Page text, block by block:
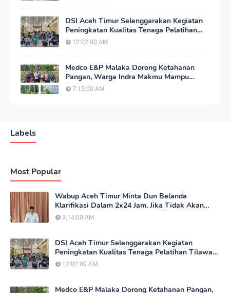
DSI Aceh Timur Selenggarakan Kegiatan
Peningkatan Kualitas Tenaga Pelatihan
Tilawatil Qur'an
12:02:00 AM
Medco E&P Malaka Dorong Ketahanan
Pangan, Warga Indra Makmu Mampu
Mandiri dengan Kebun Sayur
7:15:00 AM
Labels
Most Popular
Wabup Aceh Timur Minta Dun Belanda
Klarifikasi Dalam 2x24 Jam, Jika Tidak Akan
Tempuh Jalur Hukum
3:14:00 AM
DSI Aceh Timur Selenggarakan Kegiatan
Peningkatan Kualitas Tenaga Pelatihan Tilawatil
Qur'an
12:02:00 AM
Medco E&P Malaka Dorong Ketahanan Pangan,